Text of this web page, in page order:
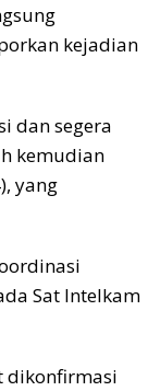
kejadian
dan segera
kemudian
yang
Sat Intelkam
dikonfirmasi